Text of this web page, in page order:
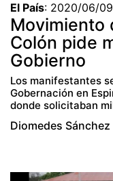
El País: 2020/06/
Movimiento
Colón pide
Gobierno
Los manifestantes
Gobernación en
donde solicitaban
Diomedes Sánchez